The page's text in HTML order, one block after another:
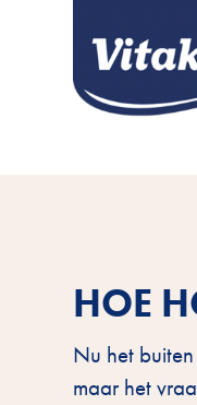
HOE
Nu het
maar het